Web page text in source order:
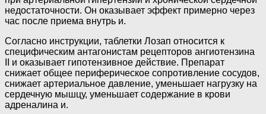
недостаточности. Он оказывает эффект примерно через
час после приема внутрь и.
Согласно инструкции, таблетки Лозап относится к
специфическим антагонистам рецепторов ангиотензина
II и оказывает гипотензивное действие. Препарат
снижает общее периферическое сопротивление сосудов,
снижает артериальное давление, уменьшает нагрузку на
сердечную мышцу, уменьшает содержание в крови
адреналина и.